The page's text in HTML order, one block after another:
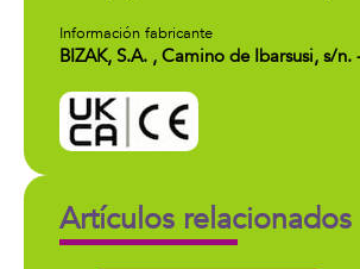
Información fabricante
BIZAK, S.A. , Camino de Ibarsusi, s/n.
Artículos relacionados